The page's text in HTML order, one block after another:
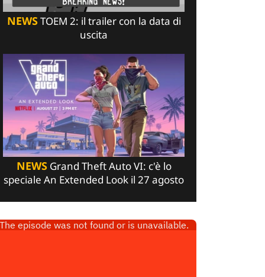
NEWSTOEM 2: il trailer con la data di
uscita
NEWSGrand Theft Auto VI: c'è lo
speciale An Extended Look il 27 agosto